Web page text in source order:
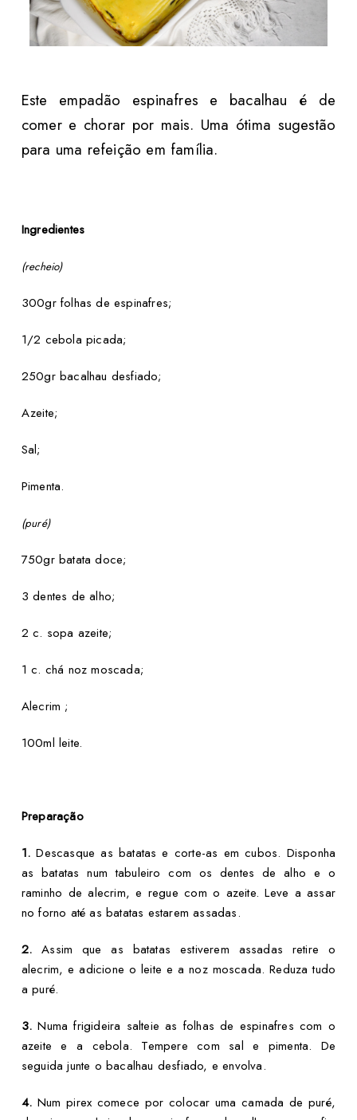
Este empadão espinafres e bacalhau é de
comer e chorar por mais. Uma ótima sugestão
para uma refeição em família.
Ingredientes
(recheio)
300gr folhas de espinafres;
1/2 cebola picada;
250gr bacalhau desfiado;
Azeite;
Sal;
Pimenta.
(puré)
750gr batata doce;
3 dentes de alho;
2 c. sopa azeite;
1 c. chá noz moscada;
Alecrim ;
100ml leite.
Preparação
1. Descasque as batatas e corte-as em cubos. Disponha
as batatas num tabuleiro com os dentes de alho e o
raminho de alecrim, e regue com o azeite. Leve a assar
no forno até as batatas estarem assadas.
2. Assim que as batatas estiverem assadas retire o
alecrim, e adicione o leite e a noz moscada. Reduza tudo
a puré.
3. Numa frigideira salteie as folhas de espinafres com o
azeite e a cebola. Tempere com sal e pimenta. De
seguida junte o bacalhau desfiado, e envolva.
4. Num pirex comece por colocar uma camada de puré,